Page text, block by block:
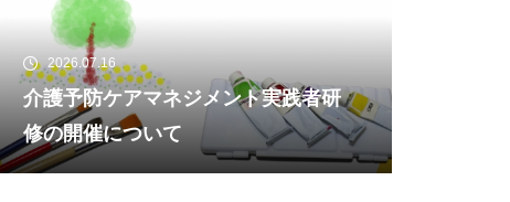
2026.07.16
介護予防ケアマネジメント実践者研
修の開催について